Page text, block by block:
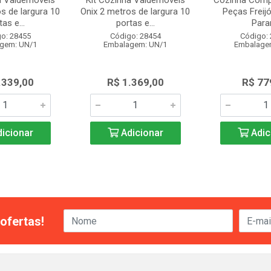
de largura 10
e...
28455
UN/1
Onix 2 metros de largura 10
portas e...
Código: 28454
Embalagem: UN/1
R$ 1.369,00
Adicionar
Peças
Código:
R$